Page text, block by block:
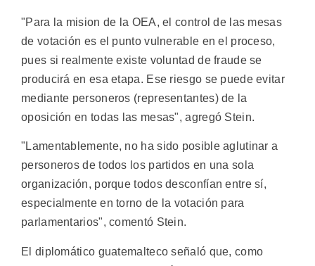
"Para la mision de la OEA, el control de las mesas
de votación es el punto vulnerable en el proceso,
pues si realmente existe voluntad de fraude se
producirá en esa etapa. Ese riesgo se puede evitar
mediante personeros (representantes) de la
oposición en todas las mesas", agregó Stein.
"Lamentablemente, no ha sido posible aglutinar a
personeros de todos los partidos en una sola
organización, porque todos desconfían entre sí,
especialmente en torno de la votación para
parlamentarios", comentó Stein.
El diplomático guatemalteco señaló que, como